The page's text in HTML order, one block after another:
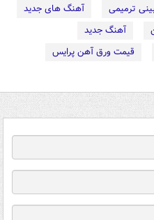
ترمیمی
آهنگ های جدید
آهنگ جدید
قیمت ورق آهن پرایس